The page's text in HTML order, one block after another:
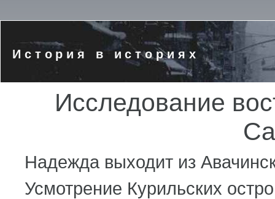
История в историях
Исследование
Надежда выходит из
Усмотрение Курильских